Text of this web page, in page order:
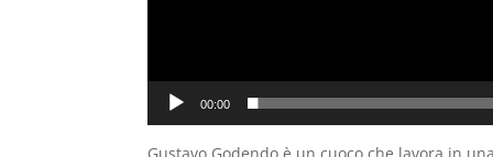
00:00
Gustavo Godendo è un cuoco che lavora in